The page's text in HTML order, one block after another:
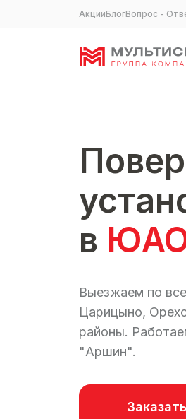
АкцииБлогВопрос -
в
Выезжаем по
Царицыно,
районы.
"Аршин".
Заказать